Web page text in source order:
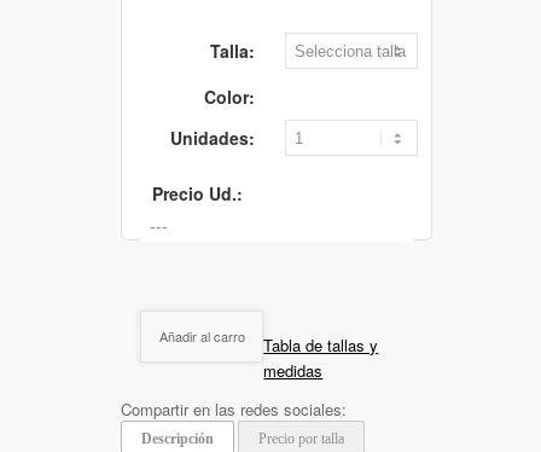
Talla:
Color:
Unidades:
Precio Ud.:
Añadir al carro
Tabla de tallas y
medidas
Compartir en las redes sociales:
Descripción Precio por talla